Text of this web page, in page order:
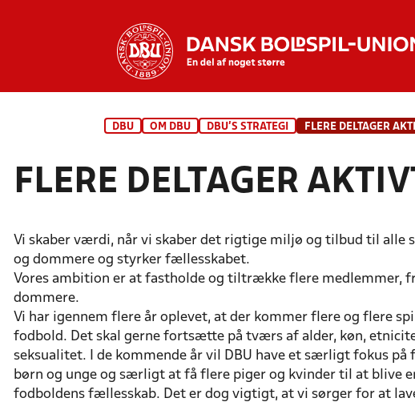
DBU OM DBU DBU'S STRATEGI FLERE DELTAGER
FLERE DELTAGER
Vi skaber værdi, når vi skaber det rigtige miljø og tilbud til alle
og dommere og styrker fællesskabet.
Vores ambition er at fastholde og tiltrække flere medlemmer,
dommere.
Vi har igennem flere år oplevet, at der kommer flere og flere
fodbold. Det skal gerne fortsætte på tværs af alder, køn,
seksualitet. I de kommende år vil DBU have et særligt fokus på
børn og unge og særligt at få flere piger og kvinder til at blive
fodboldens fællesskab. Det er dog vigtigt, at vi sørger for at